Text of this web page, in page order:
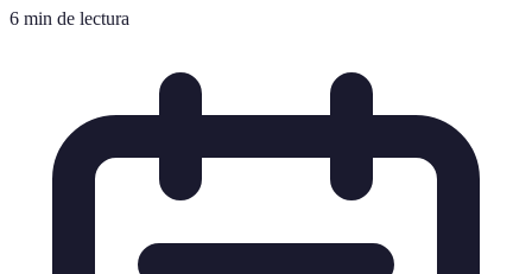
6 min de lectura